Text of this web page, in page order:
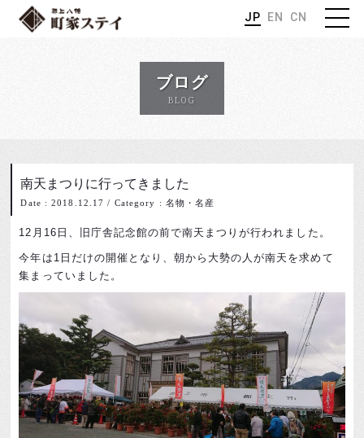
JP EN CN
ブログ
BLOG
南天まつりに行ってきました
Date : 2018.12.17 / Category : 名物・名産
12月16日、旧庁舎記念館の前で南天まつりが行われました。
今年は1日だけの開催となり、朝から大勢の人が南天を求めて
集まっていました。